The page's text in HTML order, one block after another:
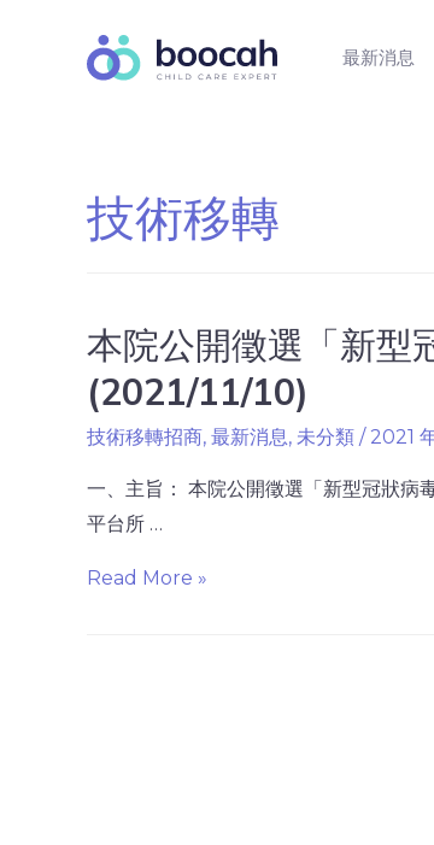
最新消息
技術移轉
本院公開徵選「新型
(2021/11/10)
技術移轉招商, 最新消息, 未分類 / 2021
一、主旨： 本院公開徵選「新型冠狀
平台所 …
Read More »